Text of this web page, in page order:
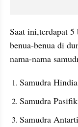
Saat ini,terdapat
benua-benua di
nama-nama
Samudra Hindia
Samudra Pasifik
Samudra